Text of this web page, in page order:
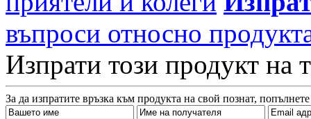
въпроси относно
Изпрати този продукт на
За да изпратите връзка към продукта на свой познат,